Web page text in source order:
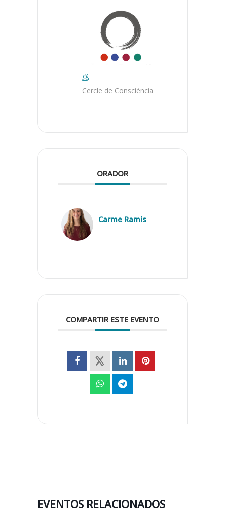
Cercle de Consciència
ORADOR
Carme Ramis
COMPARTIR ESTE EVENTO
EVENTOS RELACIONADOS